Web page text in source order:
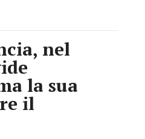
nel
la sua
il